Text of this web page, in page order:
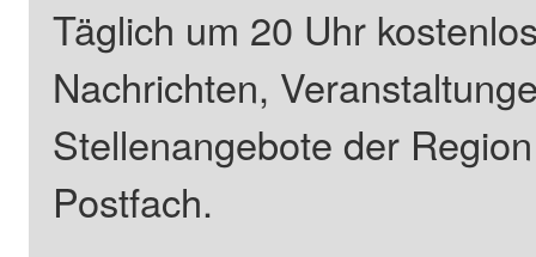
Täglich um 20 Uhr
Nachrichten,
Stellenangebote der
Postfach.